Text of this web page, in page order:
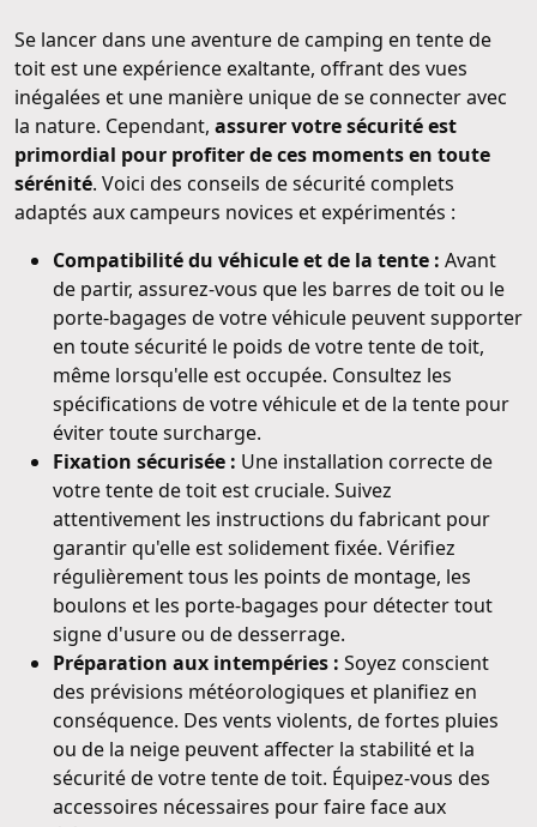
Se lancer dans une aventure de camping en tente de
toit est une expérience exaltante, offrant des vues
inégalées et une manière unique de se connecter avec
la nature. Cependant, assurer votre sécurité est
primordial pour profiter de ces moments en toute
sérénité. Voici des conseils de sécurité complets
adaptés aux campeurs novices et expérimentés :
Compatibilité du véhicule et de la tente : Avant
de partir, assurez-vous que les barres de toit ou le
porte-bagages de votre véhicule peuvent supporter
en toute sécurité le poids de votre tente de toit,
même lorsqu'elle est occupée. Consultez les
spécifications de votre véhicule et de la tente pour
éviter toute surcharge.
Fixation sécurisée : Une installation correcte de
votre tente de toit est cruciale. Suivez
attentivement les instructions du fabricant pour
garantir qu'elle est solidement fixée. Vérifiez
régulièrement tous les points de montage, les
boulons et les porte-bagages pour détecter tout
signe d'usure ou de desserrage.
Préparation aux intempéries : Soyez conscient
des prévisions météorologiques et planifiez en
conséquence. Des vents violents, de fortes pluies
ou de la neige peuvent affecter la stabilité et la
sécurité de votre tente de toit. Équipez-vous des
accessoires nécessaires pour faire face aux